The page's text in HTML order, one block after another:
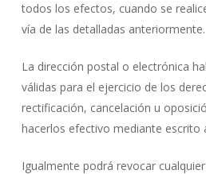
todos los efectos, cuando se
vía de las detalladas anteriormente.
La dirección postal o electrónica
válidas para el ejercicio de los
rectificación, cancelación u
hacerlos efectivo mediante escrito
Igualmente podrá revocar